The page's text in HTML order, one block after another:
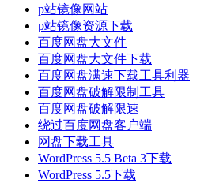
p站镜像网站
p站镜像资源下载
百度网盘大文件
百度网盘大文件下载
百度网盘满速下载工具利器
百度网盘破解限制工具
百度网盘破解限速
绕过百度网盘客户端
网盘下载工具
WordPress 5.5 Beta 3下载
WordPress 5.5下载